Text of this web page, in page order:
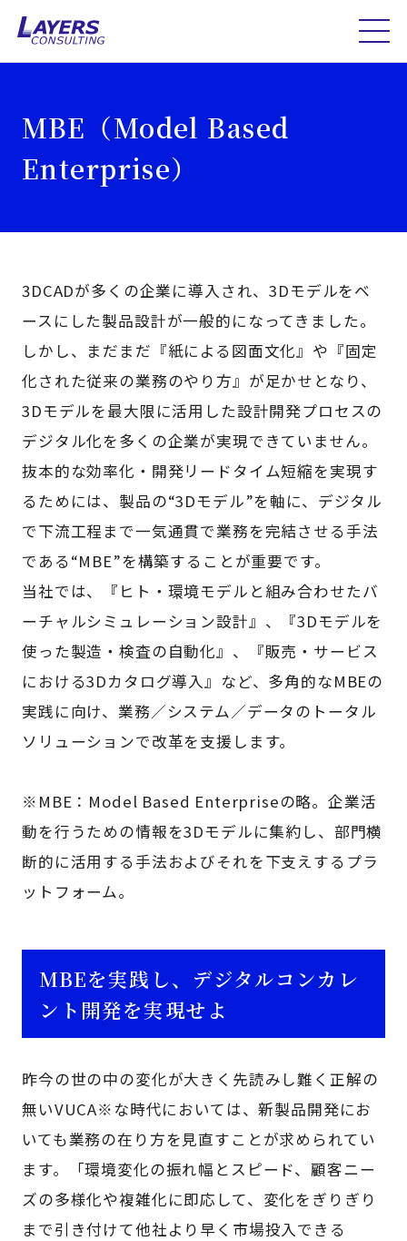
MBE（Model Based
Enterprise）
3DCADが多くの企業に導入され、3Dモデルをベ
ースにした製品設計が一般的になってきました。
しかし、まだまだ『紙による図面文化』や『固定
化された従来の業務のやり方』が足かせとなり、
3Dモデルを最大限に活用した設計開発プロセスの
デジタル化を多くの企業が実現できていません。
抜本的な効率化・開発リードタイム短縮を実現す
るためには、製品の“3Dモデル”を軸に、デジタル
で下流工程まで一気通貫で業務を完結させる手法
である“MBE”を構築することが重要です。
当社では、『ヒト・環境モデルと組み合わせたバ
ーチャルシミュレーション設計』、『3Dモデルを
使った製造・検査の自動化』、『販売・サービス
における3Dカタログ導入』など、多角的なMBEの
実践に向け、業務／システム／データのトータル
ソリューションで改革を支援します。
※MBE：Model Based Enterpriseの略。企業活
動を行うための情報を3Dモデルに集約し、部門横
断的に活用する手法およびそれを下支えするプラ
ットフォーム。
MBEを実践し、デジタルコンカレ
ント開発を実現せよ
昨今の世の中の変化が大きく先読みし難く正解の
無いVUCA※な時代においては、新製品開発にお
いても業務の在り方を見直すことが求められてい
ます。「環境変化の振れ幅とスピード、顧客ニー
ズの多様化や複雑化に即応して、変化をぎりぎり
まで引き付けて他社より早く市場投入できる